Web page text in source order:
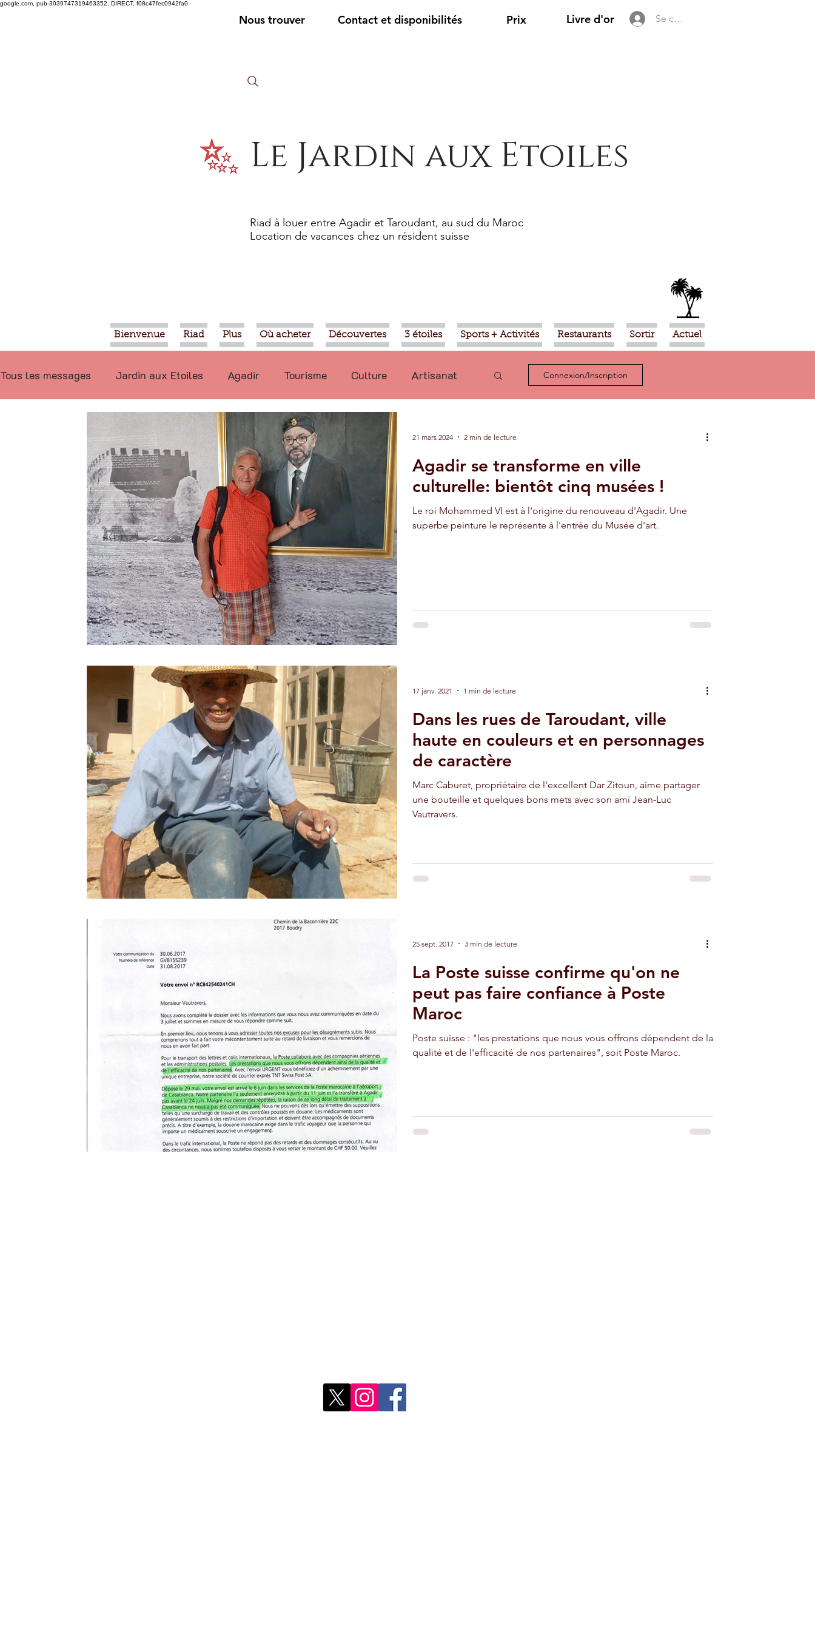
google.com, pub-3039747319463352, DIRECT, f08c47fec0942fa0
Nous trouver Contact et disponibilités Prix Livre d'or Se connecter
Le Jardin aux Etoiles
Riad à louer entre Agadir et Taroudant, au sud du Maroc
Location de vacances chez un résident suisse
Bienvenue Riad Plus Où acheter Découvertes 3 étoiles Sports + Activités Restaurants Sortir Actuel
Tous les messages Jardin aux Etoiles Agadir Tourisme Culture Artisanat
Projets Nature Berbère Politique Taroudant
Alimentation Evénements Mohammed VI Economie
Ouled Teima Vidéos Tiznit Transport Aziz Akhannouch
Essaouira Religion Jardins d'Agadir Ouarzazate Taghazout
Connexion/Inscription
Agadir se transforme en ville
culturelle: bientôt cinq musées !
Le roi Mohammed VI est à l'origine du renouveau d'Agadir. Une
superbe peinture le représente à l'entrée du Musée d'art.
21 mars 2024 2 min de lecture
Dans les rues de Taroudant, ville
haute en couleurs et en personnages
de caractère
Marc Caburet, propriétaire de l'excellent Dar Zitoun, aime partager
une bouteille et quelques bons mets avec son ami Jean-Luc
Vautravers.
17 janv. 2021 1 min de lecture
La Poste suisse confirme qu'on ne
peut pas faire confiance à Poste
Maroc
Poste suisse : "les prestations que nous vous offrons dépendent de la
qualité et de l'efficacité de nos partenaires", soit Poste Maroc.
25 sept. 2017 3 min de lecture